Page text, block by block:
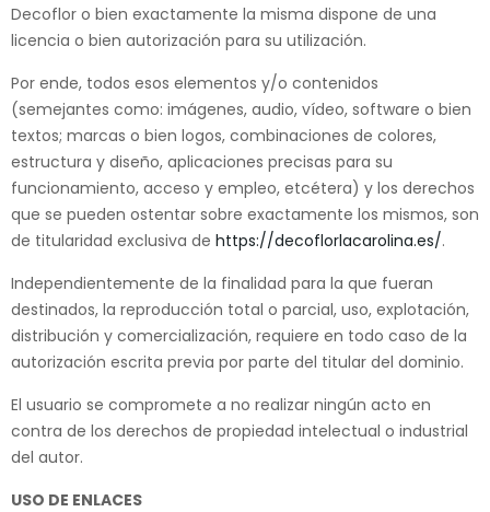
Decoflor o bien exactamente la misma dispone de una
licencia o bien autorización para su utilización.
Por ende, todos esos elementos y/o contenidos
(semejantes como: imágenes, audio, vídeo, software o bien
textos; marcas o bien logos, combinaciones de colores,
estructura y diseño, aplicaciones precisas para su
funcionamiento, acceso y empleo, etcétera) y los derechos
que se pueden ostentar sobre exactamente los mismos, son
de titularidad exclusiva de https://decoflorlacarolina.es/.
Independientemente de la finalidad para la que fueran
destinados, la reproducción total o parcial, uso, explotación,
distribución y comercialización, requiere en todo caso de la
autorización escrita previa por parte del titular del dominio.
El usuario se compromete a no realizar ningún acto en
contra de los derechos de propiedad intelectual o industrial
del autor.
USO DE ENLACES